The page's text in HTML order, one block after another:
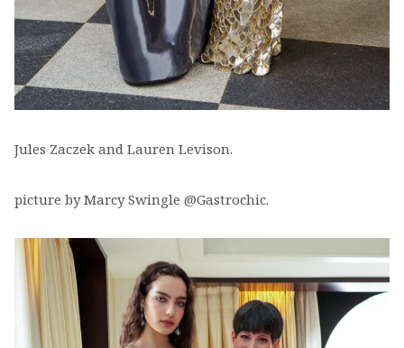
Jules Zaczek and Lauren Levison.
picture by Marcy Swingle @Gastrochic.